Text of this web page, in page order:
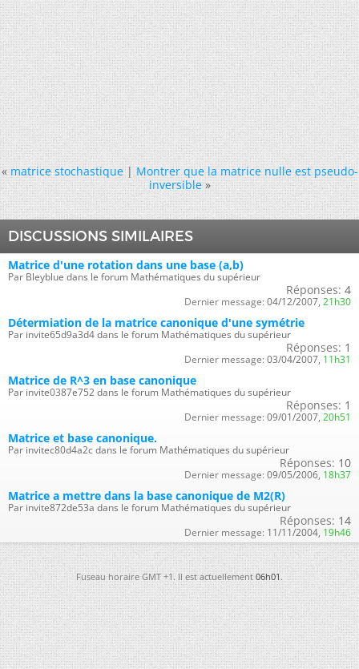
« matrice stochastique|Montrer que la matrice nulle est pseudo-
inversible »
DISCUSSIONS SIMILAIRES
Matrice d'une rotation dans une base (a,b)
Par Bleyblue dans le forum Mathématiques du supérieur
Réponses: 4
Dernier message: 04/12/2007, 21h30
Détermiation de la matrice canonique d'une symétrie
Par invite65d9a3d4 dans le forum Mathématiques du supérieur
Réponses: 1
Dernier message: 03/04/2007, 11h31
Matrice de R^3 en base canonique
Par invite0387e752 dans le forum Mathématiques du supérieur
Réponses: 1
Dernier message: 09/01/2007, 20h51
Matrice et base canonique.
Par invitec80d4a2c dans le forum Mathématiques du supérieur
Réponses: 10
Dernier message: 09/05/2006, 18h37
Matrice a mettre dans la base canonique de M2(R)
Par invite872de53a dans le forum Mathématiques du supérieur
Réponses: 14
Dernier message: 11/11/2004, 19h46
Fuseau horaire GMT +1. Il est actuellement06h01.